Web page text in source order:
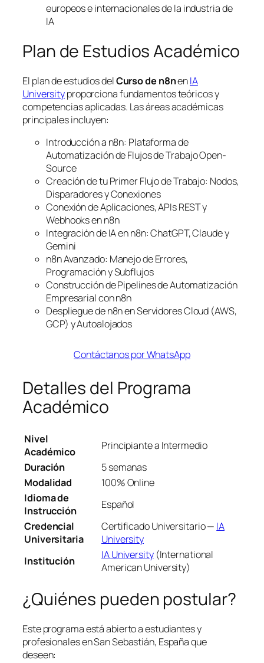
europeos e internacionales de la industria de
IA
Plan de Estudios Académico
El plan de estudios delCurso de n8nenIA
Universityproporciona fundamentos teóricos y
competencias aplicadas. Las áreas académicas
principales incluyen:
Introducción a n8n: Plataforma de
Automatización de Flujos de Trabajo Open-
Source
Creación de tu Primer Flujo de Trabajo: Nodos,
Disparadores y Conexiones
Conexión de Aplicaciones, APIs REST y
Webhooks en n8n
Integración de IA en n8n: ChatGPT, Claude y
Gemini
n8n Avanzado: Manejo de Errores,
Programación y Subflujos
Construcción de Pipelines de Automatización
Empresarial con n8n
Despliegue de n8n en Servidores Cloud (AWS,
GCP) y Autoalojados
Contáctanos por WhatsApp
Detalles del Programa
Académico
Nivel
Académico
Principiante a Intermedio
Duración
5 semanas
Modalidad
100% Online
Idioma de
Instrucción
Español
Credencial
Universitaria
Certificado Universitario — IA
University
Institución
IA University(International
American University)
¿Quiénes pueden postular?
Este programa está abierto a estudiantes y
profesionales en San Sebastián, España que
deseen: